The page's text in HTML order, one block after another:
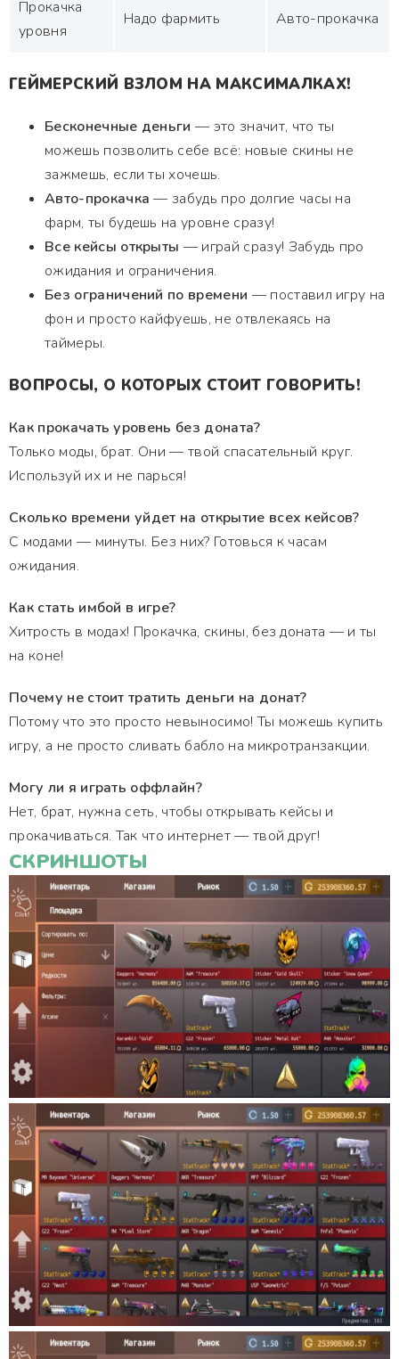
Прокачка
уровня
Надо фармить Авто-прокачка
ГЕЙМЕРСКИЙ ВЗЛОМ НА МАКСИМАЛКАХ!
Бесконечные деньги — это значит, что ты
можешь позволить себе всё: новые скины не
зажмешь, если ты хочешь.
Авто-прокачка — забудь про долгие часы на
фарм, ты будешь на уровне сразу!
Все кейсы открыты — играй сразу! Забудь про
ожидания и ограничения.
Без ограничений по времени — поставил игру на
фон и просто кайфуешь, не отвлекаясь на
таймеры.
ВОПРОСЫ, О КОТОРЫХ СТОИТ ГОВОРИТЬ!
Как прокачать уровень без доната?
Только моды, брат. Они — твой спасательный круг.
Используй их и не парься!
Сколько времени уйдет на открытие всех кейсов?
С модами — минуты. Без них? Готовься к часам
ожидания.
Как стать имбой в игре?
Хитрость в модах! Прокачка, скины, без доната — и ты
на коне!
Почему не стоит тратить деньги на донат?
Потому что это просто невыносимо! Ты можешь купить
игру, а не просто сливать бабло на микротранзакции.
Могу ли я играть оффлайн?
Нет, брат, нужна сеть, чтобы открывать кейсы и
прокачиваться. Так что интернет — твой друг!
СКРИНШОТЫ